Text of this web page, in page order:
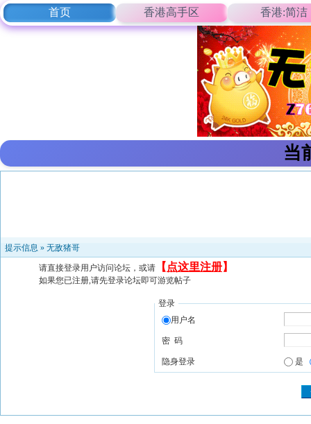
首页 香港高手区 香港:简洁
当
提示信息 » 无敌猪哥
请直接登录用户访问论坛，或请 【 点这里注册】
如果您已注册,请先登录论坛即可游览帖子
登录
用户名
密 码
隐身登录 是